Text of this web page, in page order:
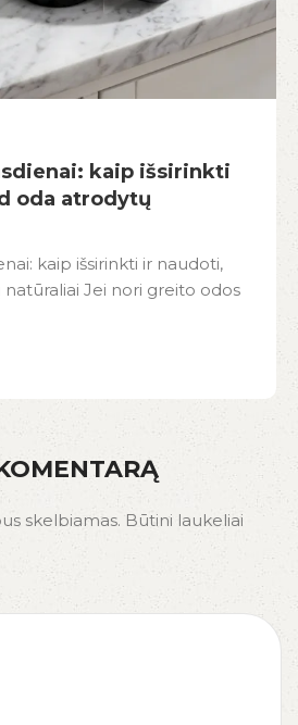
kaip išsirinkti
oda atrodytų
kaip išsirinkti ir naudoti,
Jei nori greito odos
skelbiamas. Būtini laukeliai